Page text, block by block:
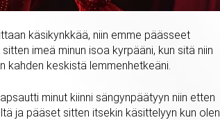
käsikynkkää, niin emme päässeet
imeä minun isoa kyrpääni, kun sitä niin
kahden keskistä lemmenhetkeäni.
minut kiinni sängynpäätyyn niin etten
ja pääset sitten itsekin käsittelyyn kun olen